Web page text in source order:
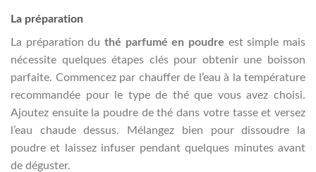
La préparation
La préparation du thé parfumé en poudre est simple mais
nécessite quelques étapes clés pour obtenir une boisson
parfaite. Commencez par chauffer de l’eau à la température
recommandée pour le type de thé que vous avez choisi.
Ajoutez ensuite la poudre de thé dans votre tasse et versez
l’eau chaude dessus. Mélangez bien pour dissoudre la
poudre et laissez infuser pendant quelques minutes avant
de déguster.